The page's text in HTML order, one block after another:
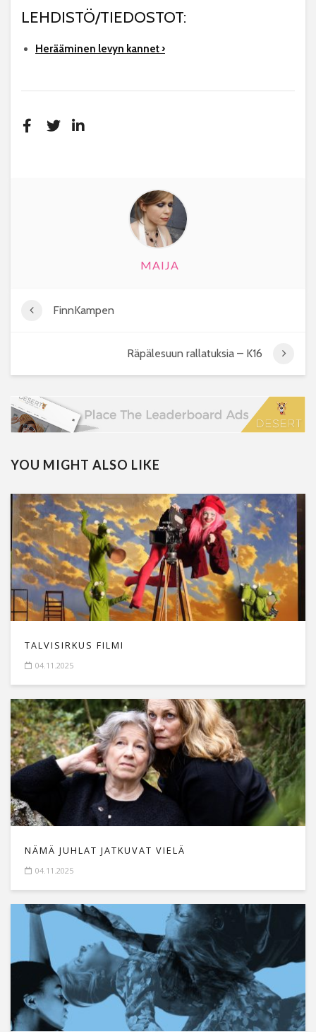
LEHDISTÖ/TIEDOSTOT:
Herääminen levyn kannet ›
MAIJA
FinnKampen
Räpälesuun rallatuksia – K16
YOU MIGHT ALSO LIKE
TALVISIRKUS FILMI
04.11.2025
NÄMÄ JUHLAT JATKUVAT VIELÄ
04.11.2025